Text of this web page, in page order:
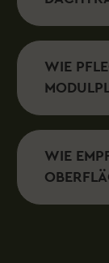
WIE
WIE